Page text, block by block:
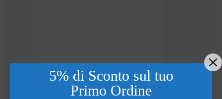
5% di Sconto sul tuo
Primo Ordine